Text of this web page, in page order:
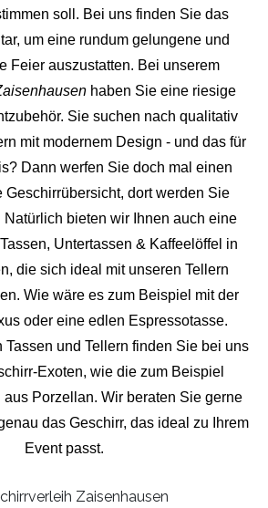
soll. Bei uns finden Sie das
um eine rundum gelungene und
Feier auszustatten. Bei unserem
haben Sie eine riesige
Sie suchen nach qualitativ
mit modernem Design - und das für
Dann werfen Sie doch mal einen
Geschirrübersicht, dort werden Sie
bieten wir Ihnen auch eine
Untertassen & Kaffeelöffel in
die sich ideal mit unseren Tellern
Wie wäre es zum Beispiel mit der
oder eine edlen Espressotasse.
Tassen und Tellern finden Sie bei uns
Exoten, wie die zum Beispiel
aus Porzellan. Wir beraten Sie gerne
das Geschirr, das ideal zu Ihrem
Event passt.